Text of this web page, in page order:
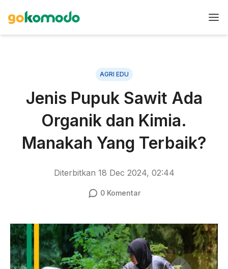
AGRI EDU
Jenis Pupuk Sawit Ada
Organik dan Kimia.
Manakah Yang Terbaik?
Diterbitkan 18 Dec 2024, 02:44
0Komentar